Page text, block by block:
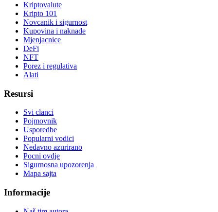
Kriptovalute
Kripto 101
Novcanik i sigurnost
Kupovina i naknade
Mjenjacnice
DeFi
NFT
Porez i regulativa
Alati
Resursi
Svi clanci
Pojmovnik
Usporedbe
Popularni vodici
Nedavno azurirano
Pocni ovdje
Sigurnosna upozorenja
Mapa sajta
Informacije